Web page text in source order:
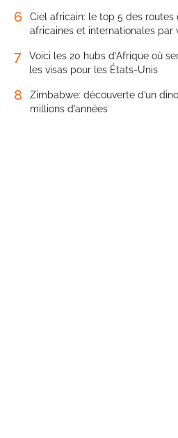
6
Ciel africain: le top 5 des routes
africaines et internationales par
7
Voici les 20 hubs d’Afrique où
les visas pour les États-Unis
8
Zimbabwe: découverte d’un
millions d’années